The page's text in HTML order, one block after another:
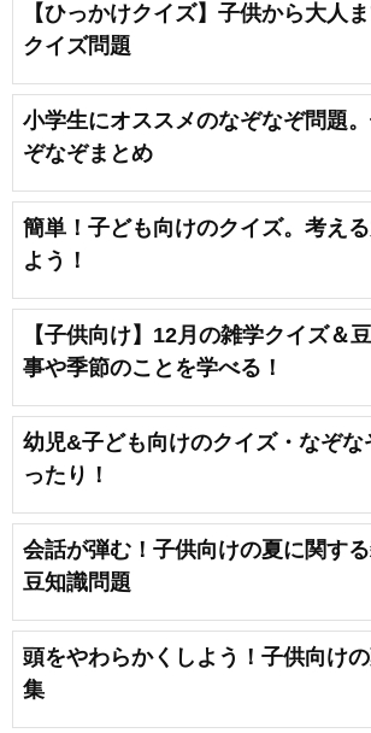
【ひっかけクイズ】子供から大人
クイズ問題
小学生にオススメのなぞなぞ問題
ぞなぞまとめ
簡単！子ども向けのクイズ。考え
よう！
【子供向け】12月の雑学クイズ＆
事や季節のことを学べる！
幼児&子ども向けのクイズ・なぞな
ったり！
会話が弾む！子供向けの夏に関す
豆知識問題
頭をやわらかくしよう！子供向け
集